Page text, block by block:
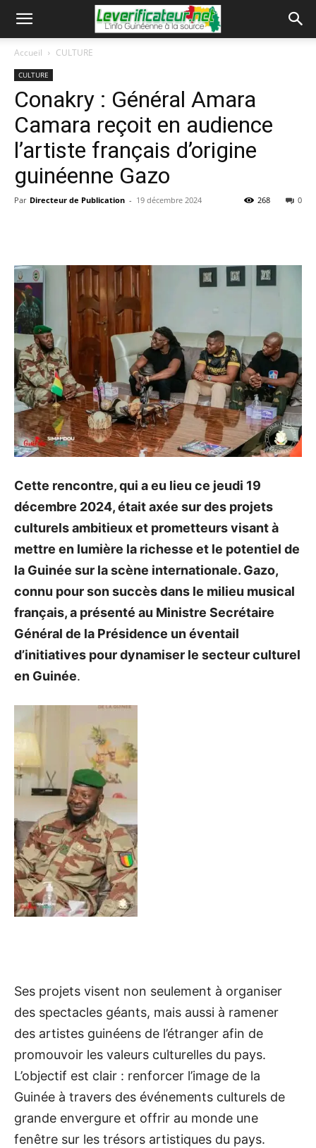
Accueil CULTURE
CULTURE
Conakry : Général Amara
Camara reçoit en audience
l’artiste français d’origine
guinéenne Gazo
Par Directeur de Publication - 19 décembre 2024 0
268
Cette rencontre, qui a eu lieu ce jeudi 19
décembre 2024, était axée sur des projets
culturels ambitieux et prometteurs visant à
mettre en lumière la richesse et le potentiel de
la Guinée sur la scène internationale. Gazo,
connu pour son succès dans le milieu musical
français, a présenté au Ministre Secrétaire
Général de la Présidence un éventail
d’initiatives pour dynamiser le secteur culturel
en Guinée.
Ses projets visent non seulement à organiser
des spectacles géants, mais aussi à ramener
des artistes guinéens de l’étranger afin de
promouvoir les valeurs culturelles du pays.
L’objectif est clair : renforcer l’image de la
Guinée à travers des événements culturels de
grande envergure et offrir au monde une
fenêtre sur les trésors artistiques du pays.